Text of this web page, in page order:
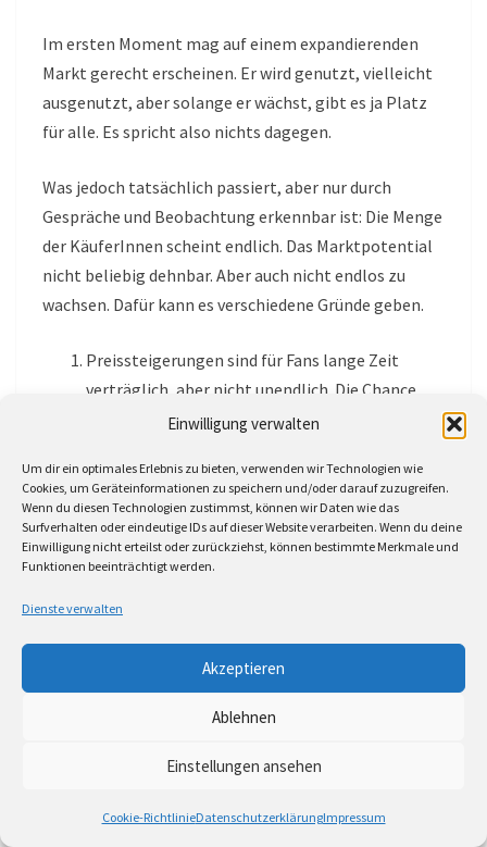
Einwilligung verwalten
Um dir ein optimales Erlebnis zu bieten, verwenden wir Technologien wie
Cookies, um Geräteinformationen zu speichern und/oder darauf zuzugreifen.
Wenn du diesen Technologien zustimmst, können wir Daten wie das
Surfverhalten oder eindeutige IDs auf dieser Website verarbeiten. Wenn du deine
Einwilligung nicht erteilst oder zurückziehst, können bestimmte Merkmale und
Funktionen beeinträchtigt werden.
Dienste verwalten
Akzeptieren
Ablehnen
Einstellungen ansehen
Cookie-RichtlinieDatenschutzerklärungImpressum
Im ersten Moment mag auf einem expandierenden
Markt gerecht erscheinen. Er wird genutzt, vielleicht
ausgenutzt, aber solange er wächst, gibt es ja Platz
für alle. Es spricht also nichts dagegen.
Was jedoch tatsächlich passiert, aber nur durch
Gespräche und Beobachtung erkennbar ist: Die Menge
der KäuferInnen scheint endlich. Das Marktpotential
nicht beliebig dehnbar. Aber auch nicht endlos zu
wachsen. Dafür kann es verschiedene Gründe geben.
Preissteigerungen sind für Fans lange Zeit
verträglich, aber nicht unendlich. Die Chance,
dass eine Gruppe begeisterter Menschen – aus
bei allgemeinen Preissteigerungen im
persönlichen Umfeld irgendwann gegeben. Ein
Markt, der überhitzt, also beliebig nach oben
klettert, führt zu einer Frustration, wenn Dinge
entsprechendem Aufwand ein Hörvergnügen. So
begeistert sich manche zeigen – bei Kratzer und
nicht. Bei Schallplatten jedoch muss ich Staub
auch die Digitalisierung ist nicht einfach und die